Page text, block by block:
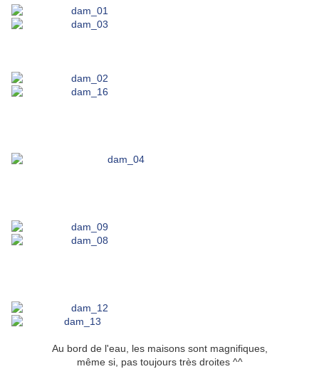
Au bord de l'eau, les maisons sont magnifiques,
même si, pas toujours très droites ^^